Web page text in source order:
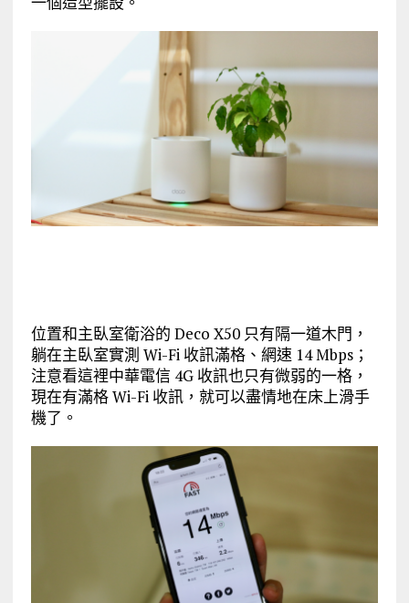
位置和主臥室衛浴的 Deco X50 只有隔一道木門，
躺在主臥室實測 Wi-Fi 收訊滿格、網速 14 Mbps；
注意看這裡中華電信 4G 收訊也只有微弱的一格，
現在有滿格 Wi-Fi 收訊，就可以盡情地在床上滑手
機了。